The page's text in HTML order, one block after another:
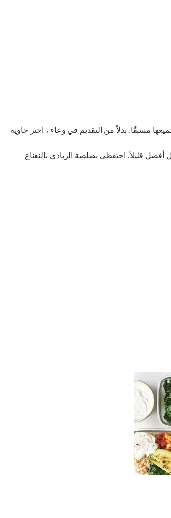
مسبقًا. بدلاً من التقديم في وعاء ، اختر حاوية
قليلاً. احتفظي بصلصة الزبادي بالنعناع